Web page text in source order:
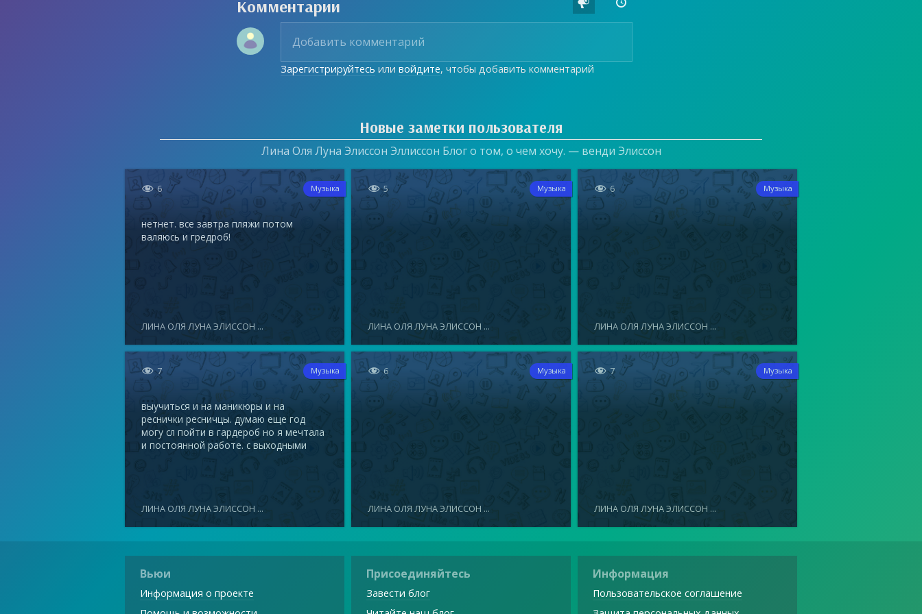
Комментарии
Зарегистрируйтесь иливойдите, чтобы добавить комментарий
Новые заметки пользователя
Лина Оля Луна Элиссон Эллиссон Блог о том, о чем хочу. — венди Элиссон
 6 Музыка
нетнет. все завтра пляжи потом
валяюсь и гредроб!
ЛИНА ОЛЯ ЛУНА ЭЛИССОН ...
 5 Музыка
ЛИНА ОЛЯ ЛУНА ЭЛИССОН ...
 6 Музыка
ЛИНА ОЛЯ ЛУНА ЭЛИССОН ...
 7 Музыка
выучиться и на маникюры и на
реснички ресничцы. думаю еще год
могу сл пойти в гардероб но я мечтала
и постоянной работе. с выходными
ЛИНА ОЛЯ ЛУНА ЭЛИССОН ...
 6 Музыка
ЛИНА ОЛЯ ЛУНА ЭЛИССОН ...
 7 Музыка
ЛИНА ОЛЯ ЛУНА ЭЛИССОН ...
Вьюи
Информация о проекте
Присоединяйтесь
Завести блог
Информация
Пользовательское соглашение